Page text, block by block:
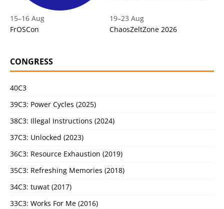
15–16 Aug
FrOSCon
19–23 Aug
ChaosZeltZone 2026
CONGRESS
40C3
39C3: Power Cycles (2025)
38C3: Illegal Instructions (2024)
37C3: Unlocked (2023)
36C3: Resource Exhaustion (2019)
35C3: Refreshing Memories (2018)
34C3: tuwat (2017)
33C3: Works For Me (2016)